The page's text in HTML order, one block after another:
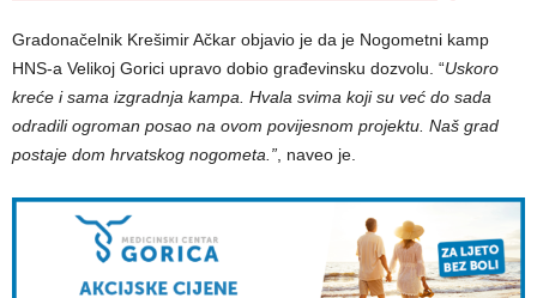
Gradonačelnik Krešimir Ačkar objavio je da je Nogometni kamp
HNS-a Velikoj Gorici upravo dobio građevinsku dozvolu. “Uskoro
kreće i sama izgradnja kampa. Hvala svima koji su već do sada
odradili ogroman posao na ovom povijesnom projektu. Naš grad
postaje dom hrvatskog nogometa.” , naveo je.